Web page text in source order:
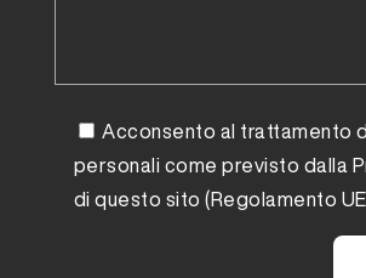
Acconsento al trattamento
personali come previsto dalla
di questo sito (Regolamento